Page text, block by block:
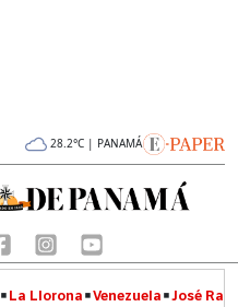
28.2°C | PANAMÁ
La Llorona Venezuela José